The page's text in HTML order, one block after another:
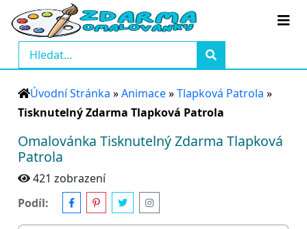
Úvodní Stránka »Animace»Tlapková Patrola »
Tisknutelný Zdarma Tlapková Patrola
Omalovánka Tisknutelný Zdarma Tlapková
Patrola
421 zobrazení
Podíl: